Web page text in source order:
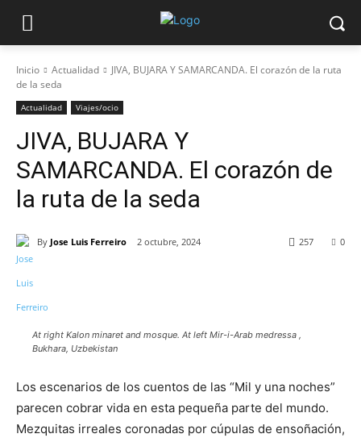
Inicio Actualidad
JIVA, BUJARA Y SAMARCANDA. El corazón de la ruta
de la seda
Actualidad Viajes/ocio
JIVA, BUJARA Y
SAMARCANDA. El corazón de
la ruta de la seda
By Jose Luis Ferreiro 2 octubre, 2024 0
257
At right Kalon minaret and mosque. At left Mir-i-Arab medressa ,
Bukhara, Uzbekistan
Los escenarios de los cuentos de las “Mil y una noches”
parecen cobrar vida en esta pequeña parte del mundo.
Mezquitas irreales coronadas por cúpulas de ensoñación,